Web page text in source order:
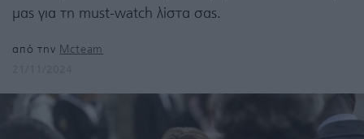
μας για τη must-watch λίστα σας.
από την Mcteam